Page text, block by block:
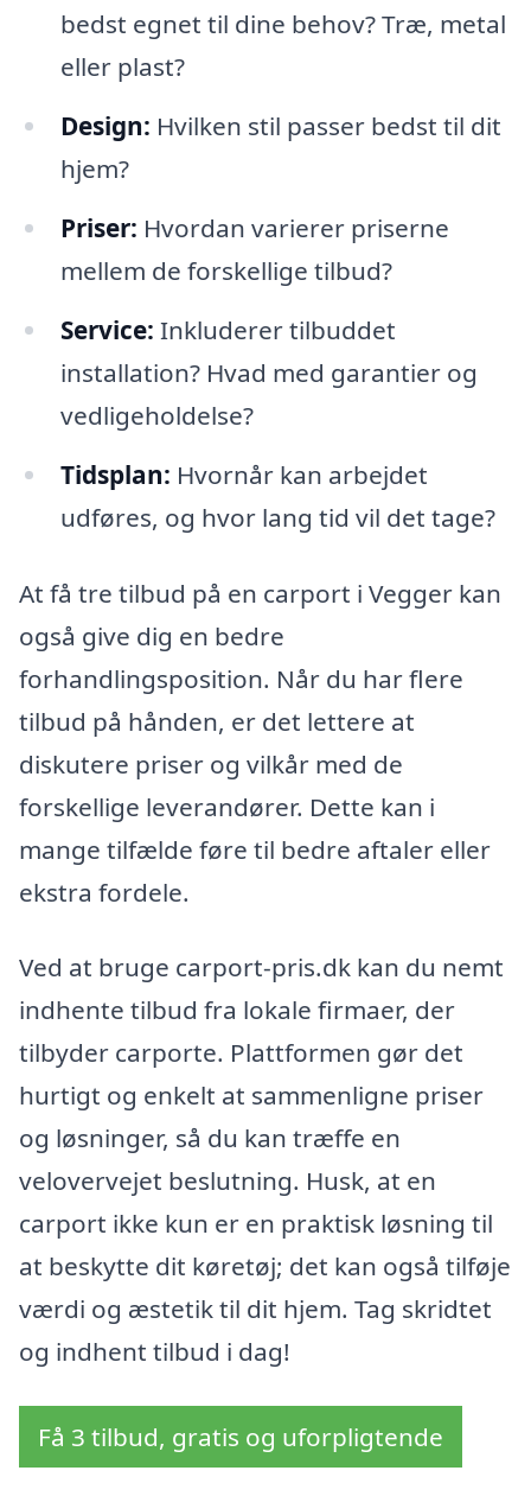
bedst egnet til dine behov? Træ, metal
eller plast?
Design: Hvilken stil passer bedst til dit
hjem?
Priser: Hvordan varierer priserne
mellem de forskellige tilbud?
Service: Inkluderer tilbuddet
installation? Hvad med garantier og
vedligeholdelse?
Tidsplan: Hvornår kan arbejdet
udføres, og hvor lang tid vil det tage?
At få tre tilbud på en carport i Vegger kan
også give dig en bedre
forhandlingsposition. Når du har flere
tilbud på hånden, er det lettere at
diskutere priser og vilkår med de
forskellige leverandører. Dette kan i
mange tilfælde føre til bedre aftaler eller
ekstra fordele.
Ved at bruge carport-pris.dk kan du nemt
indhente tilbud fra lokale firmaer, der
tilbyder carporte. Plattformen gør det
hurtigt og enkelt at sammenligne priser
og løsninger, så du kan træffe en
velovervejet beslutning. Husk, at en
carport ikke kun er en praktisk løsning til
at beskytte dit køretøj; det kan også tilføje
værdi og æstetik til dit hjem. Tag skridtet
og indhent tilbud i dag!
Få 3 tilbud, gratis og uforpligtende